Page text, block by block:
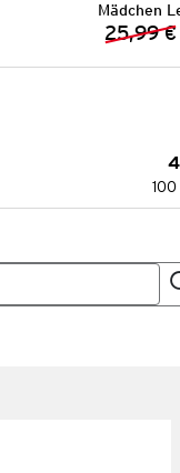
Mädchen
25,99 €